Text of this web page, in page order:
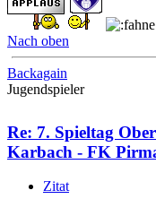
Nach oben
Backagain
Jugendspieler
Re: 7. Spieltag
Karbach - FK
Zitat